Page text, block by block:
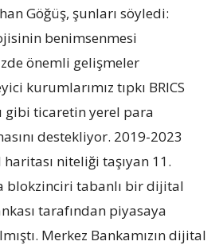
Göğüş, şunları söyledi:
benimsenmesi
önemli gelişmeler
kurumlarımız tıpkı BRICS
ticaretin yerel para
destekliyor. 2019-2023
haritası niteliği taşıyan 11.
blokzinciri tabanlı bir dijital
tarafından piyasaya
Merkez Bankamızın dijital